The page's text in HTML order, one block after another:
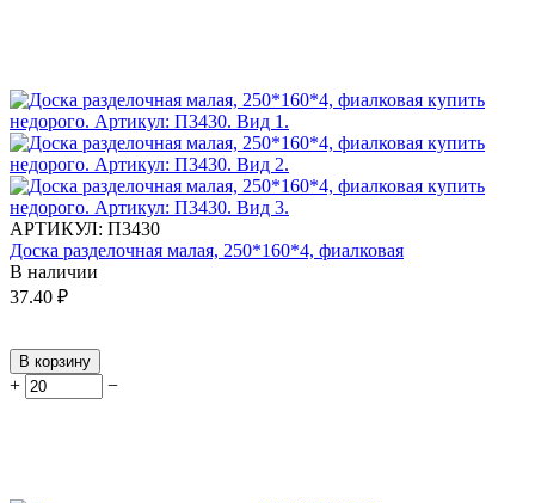
АРТИКУЛ: П3430
Доска разделочная малая, 250*160*4, фиалковая
В наличии
37.40 ₽
В корзину
+ −